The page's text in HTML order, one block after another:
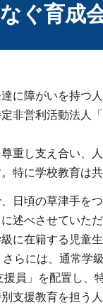
ぐ育成
に障がいを持つ
非営利活動法人
重し支え合い、
特に学校教育は
日頃の草津手を
述べさせていただ
に在籍する児童
らには、通常学
員」を配置し、
支援教育を担う